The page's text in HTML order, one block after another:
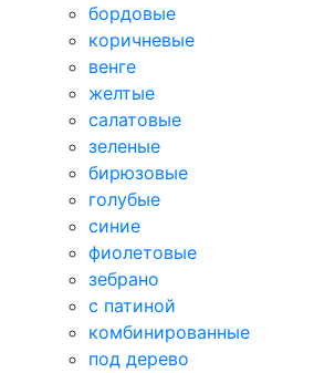
бордовые
коричневые
венге
желтые
салатовые
зеленые
бирюзовые
голубые
синие
фиолетовые
зебрано
с патиной
комбинированные
под дерево